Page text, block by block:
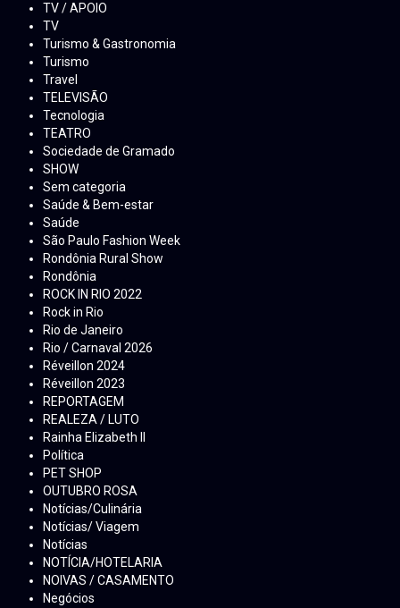
TV / APOIO
TV
Turismo & Gastronomia
Turismo
Travel
TELEVISÃO
Tecnologia
TEATRO
Sociedade de Gramado
SHOW
Sem categoria
Saúde & Bem-estar
Saúde
São Paulo Fashion Week
Rondônia Rural Show
Rondônia
ROCK IN RIO 2022
Rock in Rio
Rio de Janeiro
Rio / Carnaval 2026
Réveillon 2024
Réveillon 2023
REPORTAGEM
REALEZA / LUTO
Rainha Elizabeth ll
Política
PET SHOP
OUTUBRO ROSA
Notícias/Culinária
Notícias/ Viagem
Notícias
NOTÍCIA/HOTELARIA
NOIVAS / CASAMENTO
Negócios